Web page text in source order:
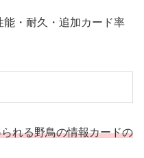
能・耐久・追加カード率
れる野鳥の情報カードの